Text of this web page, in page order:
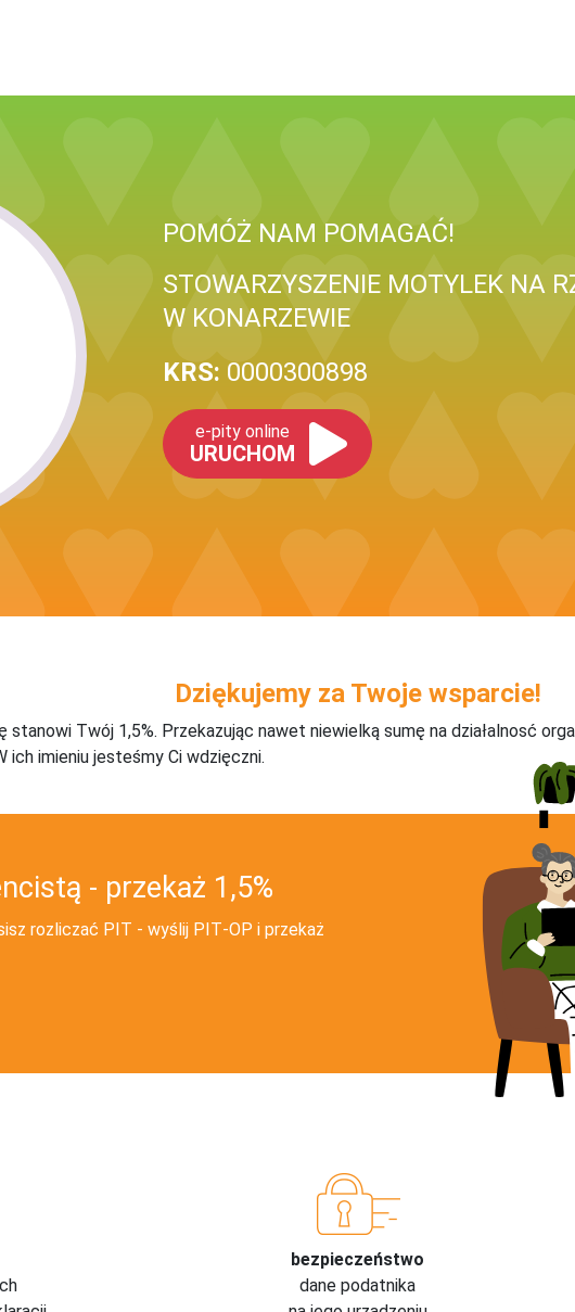
POMÓŻ NAM POMAGAĆ!
STOWARZYSZENIE MOTYLEK NA
W KONARZEWIE
KRS: 0000300898
e-pity online
URUCHOM
Dziękujemy za Twoje wsparcie!
stanowi Twój 1,5%. Przekazując nawet niewielką sumę na działalnosć
ich imieniu jesteśmy Ci wdzięczni.
- przekaż 1,5%
rozliczać PIT - wyślij PIT‑OP i przekaż
bezpieczeństwo
dane podatnika